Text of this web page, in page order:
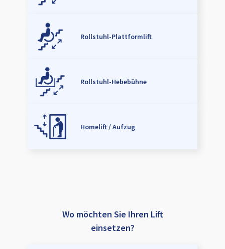
Rollstuhl-Plattformlift
Rollstuhl-Hebebühne
Homelift / Aufzug
Wo möchten Sie Ihren Lift
einsetzen?